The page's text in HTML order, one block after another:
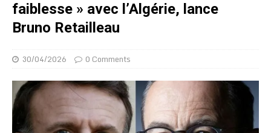
faiblesse » avec l’Algérie, lance
Bruno Retailleau
30/04/2026 0 Comments